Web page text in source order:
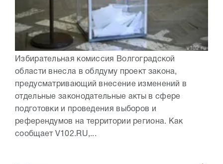
Избирательная комиссия Волгоградской
области внесла в облдуму проект закона,
предусматривающий внесение изменений в
отдельные законодательные акты в сфере
подготовки и проведения выборов и
референдумов на территории региона. Как
сообщает V102.RU,...